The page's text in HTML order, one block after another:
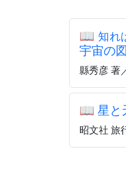
📖 知れ
宇宙の
縣秀彦 著
📖 星と
昭文社 旅